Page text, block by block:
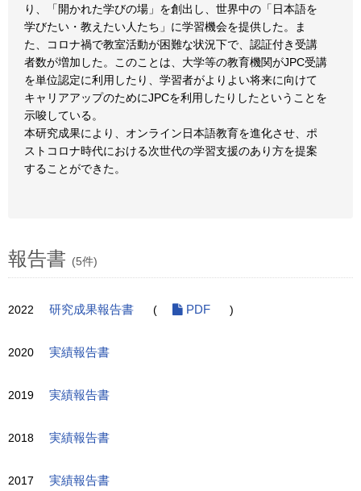
り、「開かれた学びの場」を創出し、世界中の「日本語を
学びたい・教えたい人たち」に学習機会を提供した。ま
た、コロナ禍で教室活動が困難な状況下で、認証付き受講
者数が増加した。このことは、大学等の教育機関がJPC受講
を単位認定に利用したり、学習者がよりよい将来に向けて
キャリアアップのためにJPCを利用したりしたということを
示唆している。
本研究成果により、オンライン日本語教育を進化させ、ポ
ストコロナ時代における次世代の学習支援のあり方を提案
することができた。
報告書 (5件)
2022 研究成果報告書 ( PDF )
2020 実績報告書
2019 実績報告書
2018 実績報告書
2017 実績報告書